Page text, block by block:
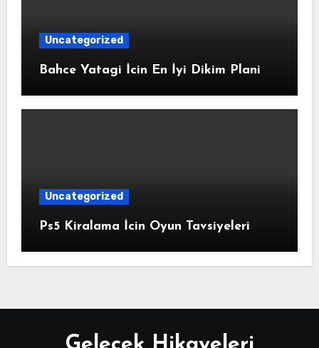
Uncategorized
Bahce Yatagi İcin En İyi Dikim Plani
Uncategorized
Ps5 Kiralama İcin Oyun Tavsiyeleri